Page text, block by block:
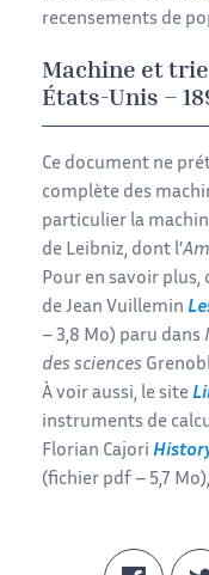
recensements de
Machine et
États-Unis –
Ce document ne
complète des
particulier la
de Leibniz, dont l’
Pour en savoir
de Jean Vuillemin
– 3,8 Mo) paru dans
des sciences
À voir aussi, le site
instruments de
Florian Cajori
(fichier pdf – 5,7